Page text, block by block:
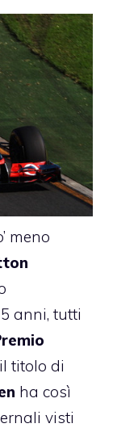
meno
anni, tutti
titolo di
ha così
visti